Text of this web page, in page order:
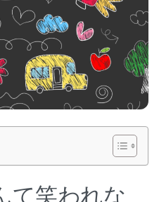
て笑われな